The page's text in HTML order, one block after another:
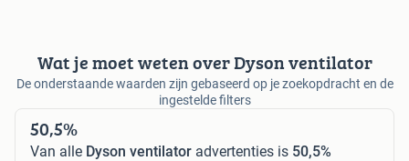
Wat je moet weten over Dyson ventilator
De onderstaande waarden zijn gebaseerd op je zoekopdracht en de
ingestelde filters
50,5%
Van alle Dyson ventilator advertenties is 50,5%